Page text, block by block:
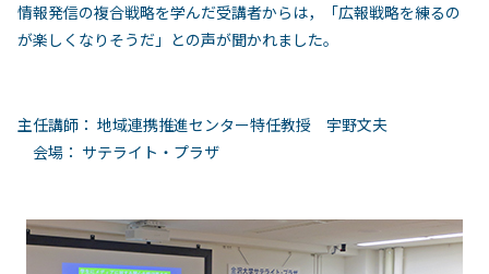
情報発信の複合戦略を学んだ受講者からは，「広報戦略を練るの
が楽しくなりそうだ」との声が聞かれました。
主任講師： 地域連携推進センター特任教授 宇野文夫
会場： サテライト・プラザ